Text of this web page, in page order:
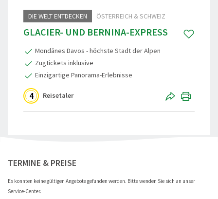
60plus
Clubreisen
Advents,
Reisegutschein
Gruppenermäßigung
Reiseinfos, Qualität & Sicherheit
Reiseschutz-Versicherung
Häufige Fragen (FAQ)
Standorte
Nachhaltigkeit
DIE WELT ENTDECKEN ÖSTERREICH & SCHWEIZ
GLACIER- UND BERNINA-EXPRESS
Mondänes Davos - höchste Stadt der Alpen
Zugtickets inklusive
Einzigartige Panorama-Erlebnisse
4 Reisetaler
TERMINE & PREISE
Es konnten keine gültigen Angebote gefunden werden. Bitte wenden Sie sich an unser
Service-Center.